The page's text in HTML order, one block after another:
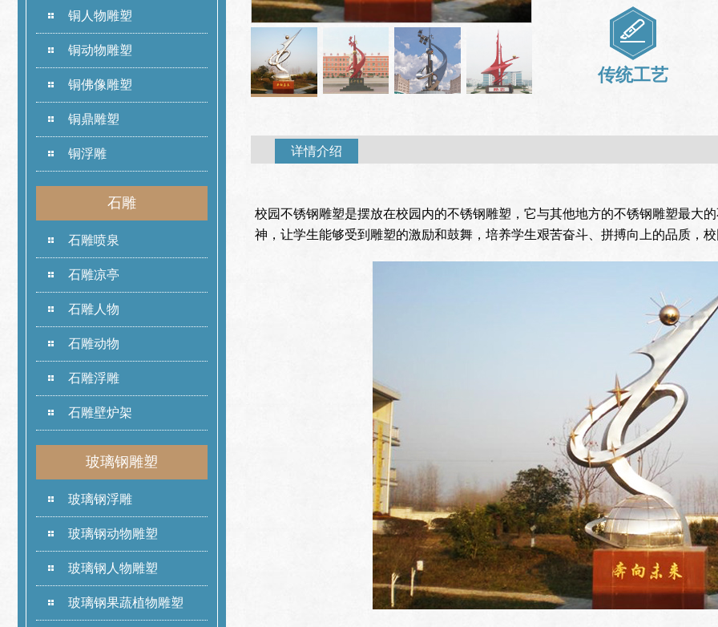
铜人物雕塑
铜动物雕塑
铜佛像雕塑
铜鼎雕塑
铜浮雕
石雕
石雕喷泉
石雕凉亭
石雕人物
石雕动物
石雕浮雕
石雕壁炉架
玻璃钢雕塑
玻璃钢浮雕
玻璃钢动物雕塑
玻璃钢人物雕塑
玻璃钢果蔬植物雕塑
传统工艺
详情介绍
校园不锈钢雕塑是摆放在校园内的不锈钢雕塑，它与其他地方的不锈钢雕塑最大
神，让学生能够受到雕塑的激励和鼓舞，培养学生艰苦奋斗、拼搏向上的品质，